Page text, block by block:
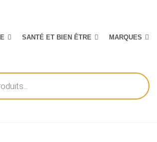
SANTÉ ET BIEN ÊTRE MARQUES